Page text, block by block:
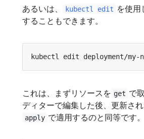
あるいは、 kubectl edit を使
することもできます。
これは、まずリソースを get で
ディターで編集した後、更新さ
apply で適用するのと同等です。